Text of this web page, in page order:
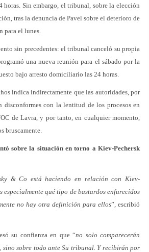
Sin embargo, el tribunal, sobre la elección
tras la denuncia de Pavel sobre el deterioro de
para el lunes.
sin precedentes: el tribunal canceló su propia
una nueva reunión para el sábado por la
bajo arresto domiciliario las 24 horas.
indica indirectamente que las autoridades, por
disconformes con la lentitud de los procesos en
de Lavra, y por tanto, en cualquier momento,
bruscamente.
sobre la situación en torno a Kiev-Pechersk
& Co está haciendo en relación con Kiev-
especialmente qué tipo de bastardos enfurecidos
no hay otra definición para ellos”, escribió
su confianza en que “no solo comparecerán
sino sobre todo ante Su tribunal. Y recibirán por